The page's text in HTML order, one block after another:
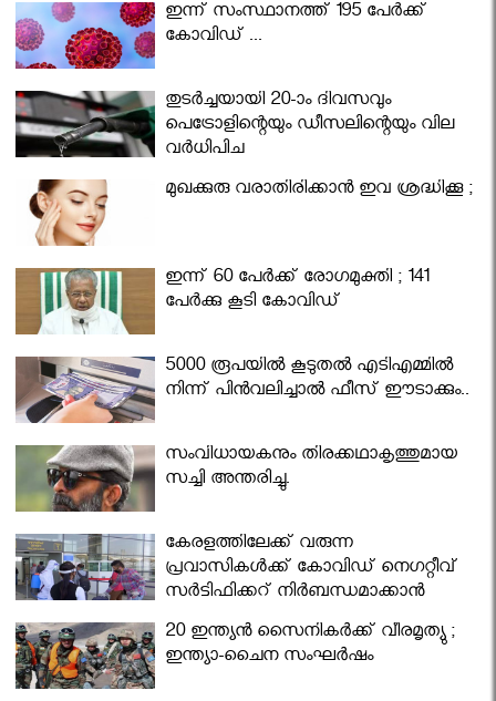
ഇന്ന് സംസ്ഥാനത്ത് 195 പേര്‍ക്ക്
കോവിഡ് ...
തുടർച്ചയായി 20-ാം ദിവസവും
പെട്രോളിന്റെയും ഡീസലിന്റെയും വില
വര്‍ധിപ്പിച്ചു
മുഖക്കുരു വരാതിരിക്കാന്‍ ഇവ ശ്രദ്ധിക്കൂ ;
ഇന്ന് 60 പേർക്ക് രോഗമുക്തി ; 141
പേര്‍ക്കു കൂടി കോവിഡ്
5000 രൂപയിൽ കൂടുതൽ എടിഎമ്മിൽ
നിന്ന് പിൻവലിച്ചാൽ ഫീസ് ഈടാക്കും..
സംവിധായകനും തിരക്കഥാകൃത്തുമായ
സച്ചി അന്തരിച്ചു.
കേരളത്തിലേക്ക് വരുന്ന
പ്രവാസികള്‍ക്ക് കോവിഡ് നെഗറ്റീവ്
സര്‍ട്ടിഫിക്കറ്റ് നിർബന്ധമാക്കാൻ
മന്ത്രിസഭ
20 ഇന്ത്യൻ സൈനികർക്ക് വീരമൃത്യു ;
ഇന്ത്യാ-ചൈന സംഘർഷം